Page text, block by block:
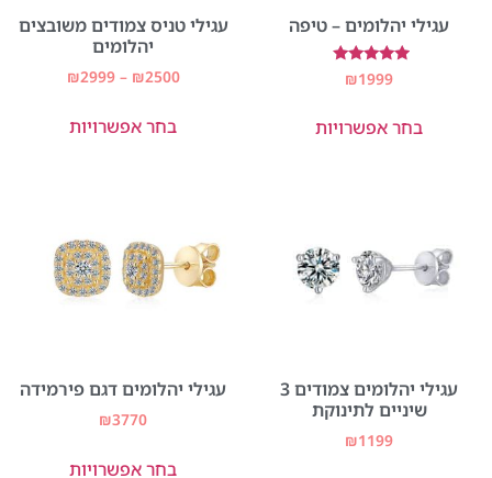
עגילי יהלומים – טיפה
דורג
5.00
₪1999
בחר אפשרויות
עגילי טניס צמודים משובצים
יהלומים
₪2500
–
₪2999
בחר אפשרויות
עגילי יהלומים צמודים 3
שיניים לתינוקת
₪1199
עגילי יהלומים דגם פירמידה
₪3770
בחר אפשרויות